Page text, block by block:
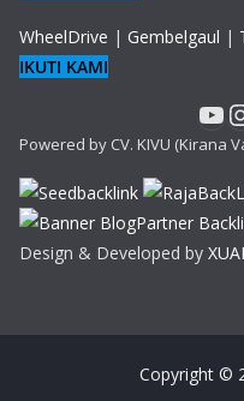
WheelDrive | Gembelgaul |
IKUTI KAMI
Powered by CV. KIVU (Kirana
Design & Developed by
Copyright ©